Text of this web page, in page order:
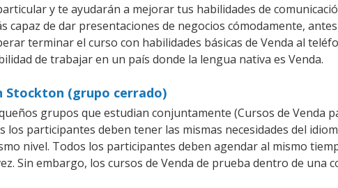
y te ayudarán a mejorar tus habilidades de
de dar presentaciones de negocios cómodamente,
terminar el curso con habilidades básicas de Venda al
de trabajar en un país donde la lengua nativa es Venda.
Stockton (grupo cerrado)
grupos que estudian conjuntamente (Cursos de Venda
participantes deben tener las mismas necesidades del
nivel. Todos los participantes deben agendar al mismo
Sin embargo, los cursos de Venda de prueba dentro de una